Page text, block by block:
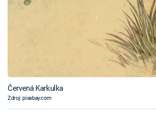
Červená Karkulka
Zdroj: pixabay.com